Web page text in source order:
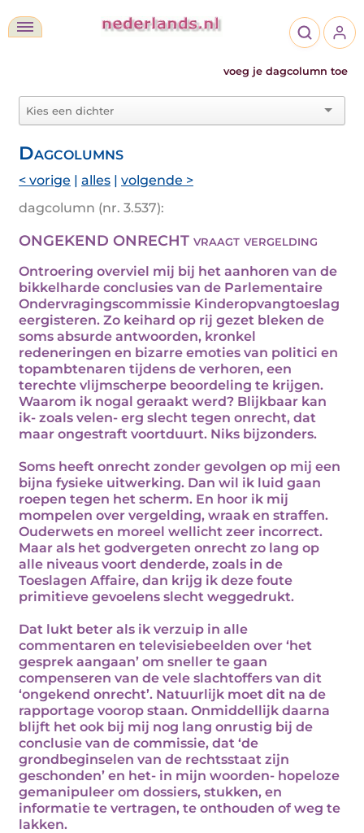
voeg je dagcolumn toe
Dagcolumns
< vorige | alles | volgende >
dagcolumn (nr. 3.537):
ONGEKEND ONRECHT vraagt vergelding
Ontroering overviel mij bij het aanhoren van de
bikkelharde conclusies van de Parlementaire
Ondervragingscommissie Kinderopvangtoeslag
eergisteren. Zo keihard op rij gezet bleken de
soms absurde antwoorden, kronkel
redeneringen en bizarre emoties van politici en
topambtenaren tijdens de verhoren, een
terechte vlijmscherpe beoordeling te krijgen.
Waarom ik nogal geraakt werd? Blijkbaar kan
ik- zoals velen- erg slecht tegen onrecht, dat
maar ongestraft voortduurt. Niks bijzonders.
Soms heeft onrecht zonder gevolgen op mij een
bijna fysieke uitwerking. Dan wil ik luid gaan
roepen tegen het scherm. En hoor ik mij
mompelen over vergelding, wraak en straffen.
Ouderwets en moreel wellicht zeer incorrect.
Maar als het godvergeten onrecht zo lang op
alle niveaus voort denderde, zoals in de
Toeslagen Affaire, dan krijg ik deze foute
primitieve gevoelens slecht weggedrukt.
Dat lukt beter als ik verzuip in alle
commentaren en televisiebeelden over ‘het
gesprek aangaan’ om sneller te gaan
compenseren van de vele slachtoffers van dit
‘ongekend onrecht’. Natuurlijk moet dit na de
rapportage voorop staan. Onmiddellijk daarna
blijft het ook bij mij nog lang onrustig bij de
conclusie van de commissie, dat ‘de
grondbeginselen van de rechtsstaat zijn
geschonden’ en het- in mijn woorden- hopeloze
gemanipuleer om dossiers, stukken, en
informatie te vertragen, te onthouden of weg te
lakken.